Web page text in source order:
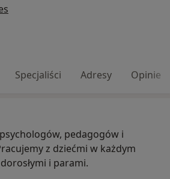
Specjaliści Adresy Opinie
pedagogów i
z dziećmi w każdym
i parami.